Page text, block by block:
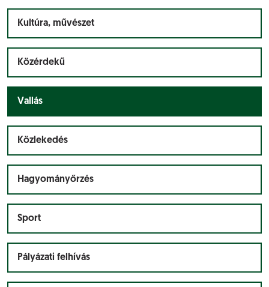
Kultúra, művészet
Közérdekű
Vallás
Közlekedés
Hagyományőrzés
Sport
Pályázati felhívás